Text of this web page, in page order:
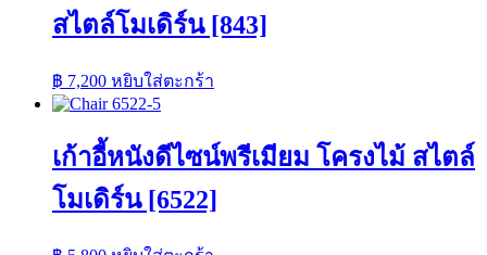
สไตล์โมเดิร์น [843]
฿ 7,200 หยิบใส่ตะกร้า
เก้าอี้หนังดีไซน์พรีเมียม โครงไม้ สไตล์
โมเดิร์น [6522]